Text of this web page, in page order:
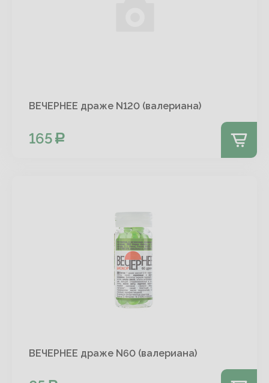
ВЕЧЕРНЕЕ драже N120 (валериана)
165
ВЕЧЕРНЕЕ драже N60 (валериана)